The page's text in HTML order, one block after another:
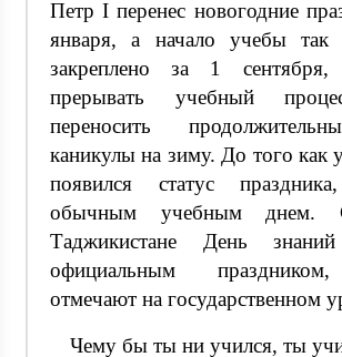
Петр I перенес новогодние
января, а начало учебы так
закреплено за 1
прерывать учебный
переносить
каникулы на зиму. До того как
появился статус
обычным учебным днем.
Таджикистане День знаний
официальным
отмечают на государственном
Чему бы ты ни учился, ты